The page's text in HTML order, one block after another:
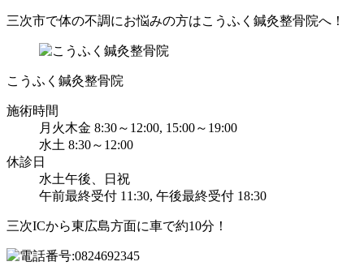
三次市で体の不調にお悩みの方はこうふく鍼灸整骨院へ！
こうふく鍼灸整骨院
施術時間
月火木金 8:30～12:00, 15:00～19:00
水土 8:30～12:00
休診日
水土午後、日祝
午前最終受付 11:30, 午後最終受付 18:30
三次ICから東広島方面に車で約10分！